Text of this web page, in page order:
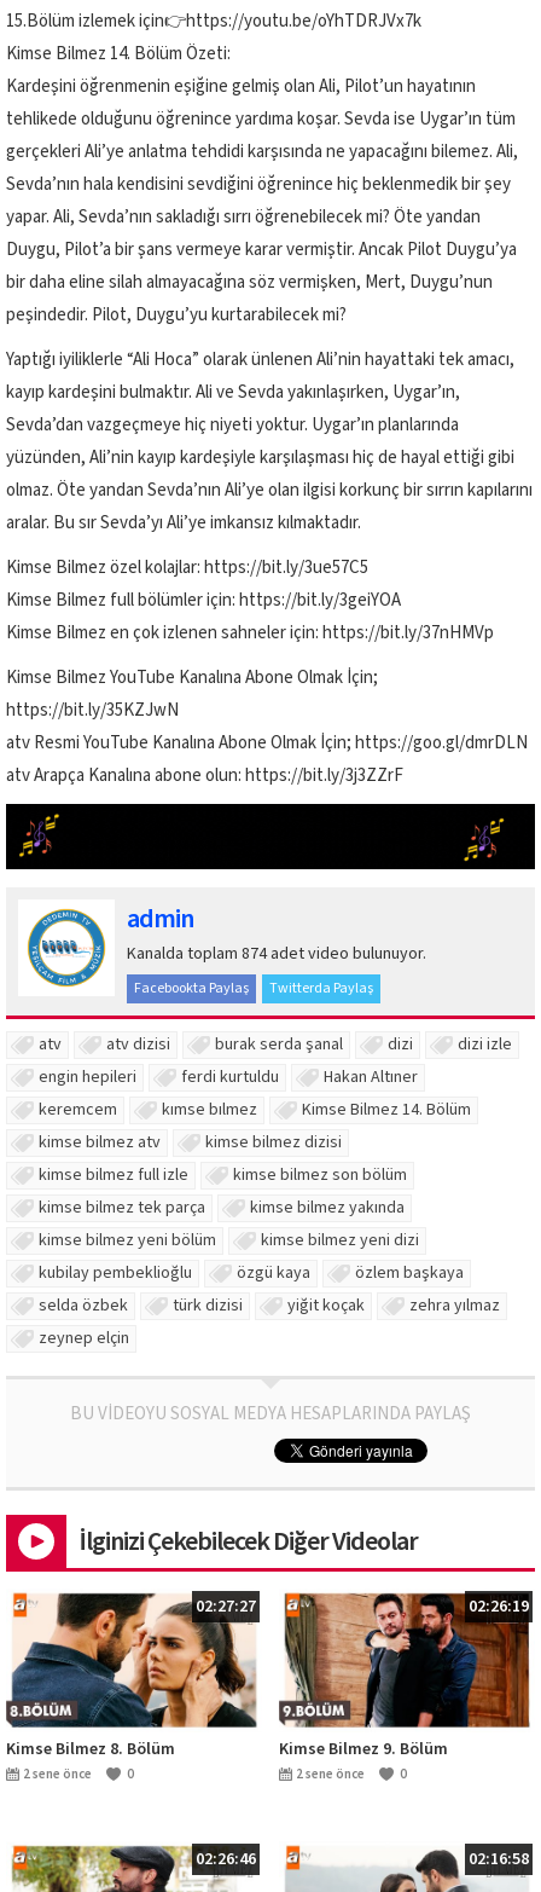
15.Bölüm izlemek için👉https://youtu.be/oYhTDRJVx7k
Kimse Bilmez 14. Bölüm Özeti:
Kardeşini öğrenmenin eşiğine gelmiş olan Ali, Pilot’un hayatının
tehlikede olduğunu öğrenince yardıma koşar. Sevda ise Uygar’ın tüm
gerçekleri Ali’ye anlatma tehdidi karşısında ne yapacağını bilemez. Ali,
Sevda’nın hala kendisini sevdiğini öğrenince hiç beklenmedik bir şey
yapar. Ali, Sevda’nın sakladığı sırrı öğrenebilecek mi? Öte yandan
Duygu, Pilot’a bir şans vermeye karar vermiştir. Ancak Pilot Duygu’ya
bir daha eline silah almayacağına söz vermişken, Mert, Duygu’nun
peşindedir. Pilot, Duygu’yu kurtarabilecek mi?
Yaptığı iyiliklerle “Ali Hoca” olarak ünlenen Ali’nin hayattaki tek amacı,
kayıp kardeşini bulmaktır. Ali ve Sevda yakınlaşırken, Uygar’ın,
Sevda’dan vazgeçmeye hiç niyeti yoktur. Uygar’ın planlarında
yüzünden, Ali’nin kayıp kardeşiyle karşılaşması hiç de hayal ettiği gibi
olmaz. Öte yandan Sevda’nın Ali’ye olan ilgisi korkunç bir sırrın kapılarını
aralar. Bu sır Sevda’yı Ali’ye imkansız kılmaktadır.
Kimse Bilmez özel kolajlar: https://bit.ly/3ue57C5
Kimse Bilmez full bölümler için: https://bit.ly/3geiYOA
Kimse Bilmez en çok izlenen sahneler için: https://bit.ly/37nHMVp
Kimse Bilmez YouTube Kanalına Abone Olmak İçin;
https://bit.ly/35KZJwN
atv Resmi YouTube Kanalına Abone Olmak İçin; https://goo.gl/dmrDLN
atv Arapça Kanalına abone olun: https://bit.ly/3j3ZZrF
admin
Kanalda toplam 874 adet video bulunuyor.
Facebookta Paylaş Twitterda Paylaş
atv atv dizisi burak serda şanal dizi
dizi izle
engin hepileri
ferdi kurtuldu
Hakan Altıner
keremcem
kımse bılmez
Kimse Bilmez 14. Bölüm
kimse bilmez atv
kimse bilmez dizisi
kimse bilmez full izle
kimse bilmez son bölüm
kimse bilmez tek parça
kimse bilmez yakında
kimse bilmez yeni bölüm
kimse bilmez yeni dizi
kubilay pembeklioğlu
özgü kaya
özlem başkaya
selda özbek
türk dizisi yiğit koçak
zehra yılmaz
zeynep elçin
BU VİDEOYU SOSYAL MEDYA HESAPLARINDA PAYLAŞ
İlginizi Çekebilecek Diğer Videolar
02:27:27
Kimse Bilmez 8. Bölüm
2 sene önce 0
02:26:19
Kimse Bilmez 9. Bölüm
2 sene önce 0
02:26:46 02:16:58